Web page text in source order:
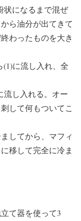
状になるまで混ぜ
ら油分が出てきて
わったものを大き
に流し入れ、全
流し入れる。オー
して何もついてこ
してから、マフィ
移して完全に冷ま
て器を使って3